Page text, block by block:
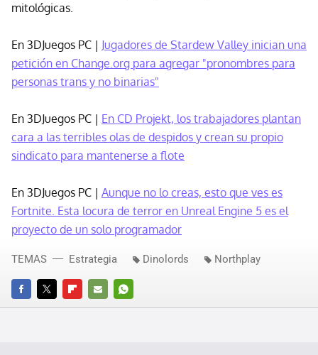
mitológicas.
En 3DJuegos PC | Jugadores de Stardew Valley inician una
petición en Change.org para agregar "pronombres para
personas trans y no binarias"
En 3DJuegos PC | En CD Projekt, los trabajadores plantan
cara a las terribles olas de despidos y crean su propio
sindicato para mantenerse a flote
En 3DJuegos PC | Aunque no lo creas, esto que ves es
Fortnite. Esta locura de terror en Unreal Engine 5 es el
proyecto de un solo programador
FACEBOOKTWITTERFLIPBOARD
E-
WHATSAPP
TEMAS Estrategia Dinolords Northplay